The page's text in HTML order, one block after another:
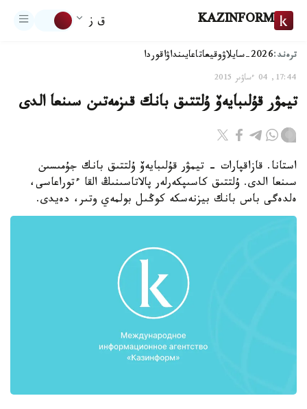
KAZINFORM ق ز
ترەند:2026-سايلاۋ وقيعاتاعايىنداۋاقوردا
17:44, 04 ءساۋىر 2015
تيمۋر قۇلىبايەۆ ۇلتتىق بانك قىزمەتىن سىنعا الدى
استانا. قازاقپارات - تيمۋر قۇلىبايەۆ ۇلتتىق بانك جۇمىسىن
سىنعا الدى. ۇلتتىق كاسىپكەرلەر پالاتاسىنىڭ القا ءتوراعاسى،
ەلدەگى باس بانك بيزنەسكە كوڭىل بولمەي وتىر، دەيدى.